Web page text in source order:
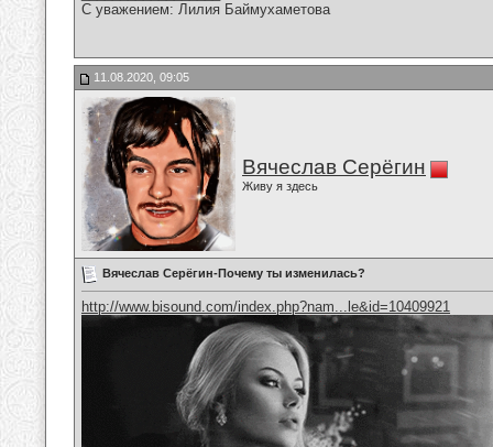
С уважением: Лилия Баймухаметова
11.08.2020, 09:05
Вячеслав Серёгин
Живу я здесь
Вячеслав Серёгин-Почему ты изменилась?
http://www.bisound.com/index.php?nam...le&id=10409921